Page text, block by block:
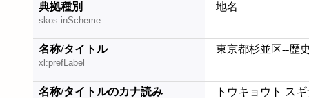
典拠種別
skos:inScheme
地名
名称/タイトル
xl:prefLabel
東京都杉並区--歴
名称/タイトルのカナ読み トウキョウト ス